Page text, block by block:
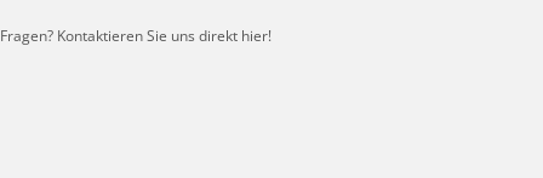
Fragen? Kontaktieren Sie uns direkt hier!